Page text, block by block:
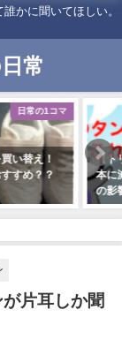
かに聞いてほしい。
常
副業
悪？タンク上限が50
月後の獲得マイルへ
片耳しか聞